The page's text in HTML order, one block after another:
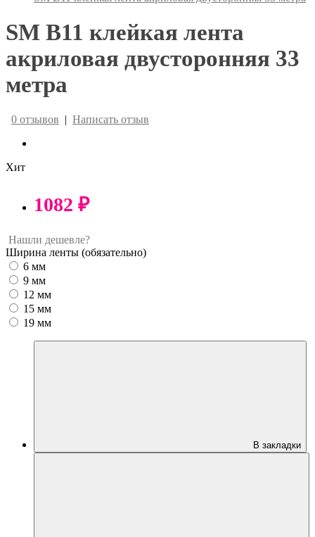
SM B11 клейкая лента
акриловая двусторонняя 33
метра
0 отзывов | Написать отзыв
Хит
1082 ₽
Нашли дешевле?
Ширина ленты (обязательно)
6 мм
9 мм
12 мм
15 мм
19 мм
В закладки